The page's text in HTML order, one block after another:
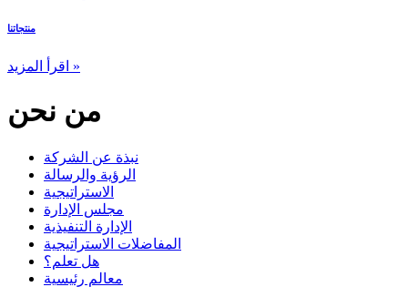
منتجاتنا
اقرأ المزيد »
من نحن
نبذة عن الشركة
الرؤية والرسالة
الاستراتيجية
مجلس الإدارة
الإدارة التنفيذية
المفاضلات الاستراتيجية
هل تعلم؟
معالم رئيسية